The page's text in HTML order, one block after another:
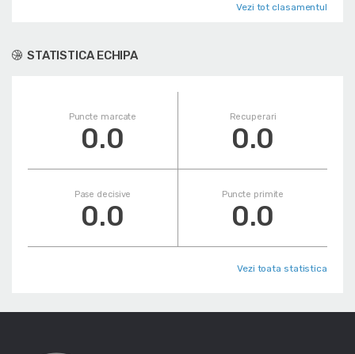
Vezi tot clasamentul
STATISTICA ECHIPA
Puncte marcate
0.0
Recuperari
0.0
Pase decisive
0.0
Puncte primite
0.0
Vezi toata statistica